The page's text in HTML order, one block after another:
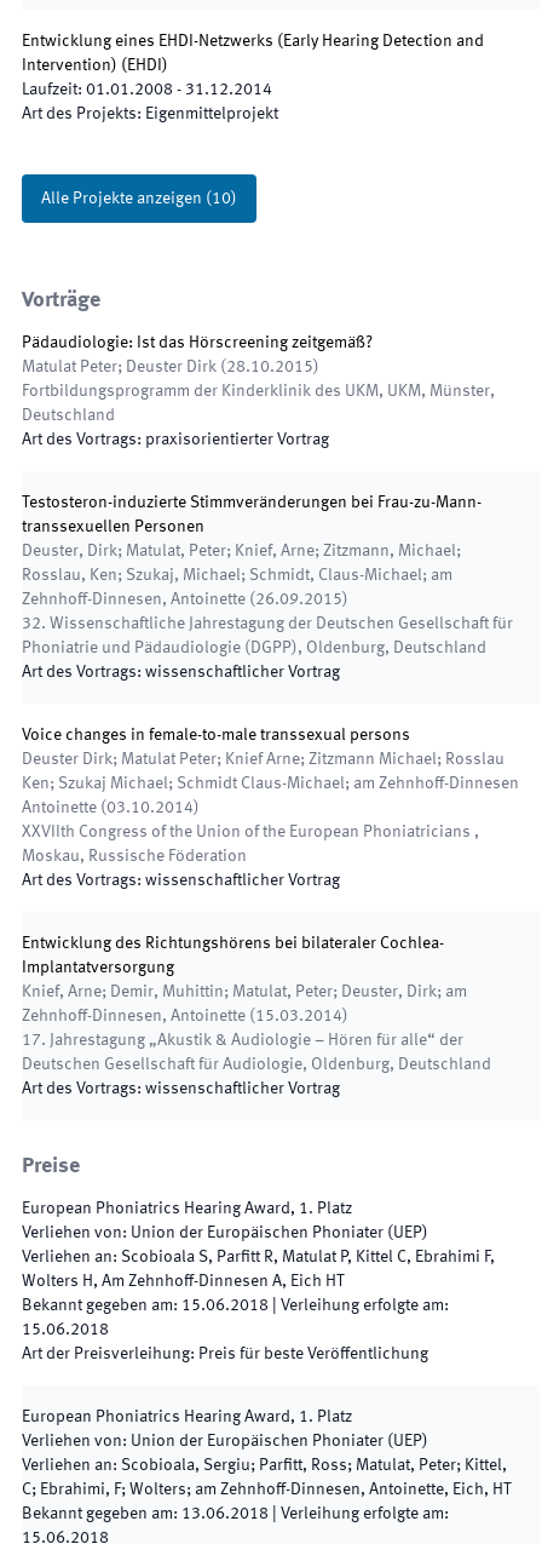
Entwicklung eines EHDI-Netzwerks (Early Hearing Detection and
Intervention) ( EHDI )
Laufzeit: 01.01.2008 - 31.12.2014
Art des Projekts: Eigenmittelprojekt
Alle Projekte anzeigen (10)
Vorträge
Pädaudiologie: Ist das Hörscreening zeitgemäß?
Matulat Peter; Deuster Dirk ( 28.10.2015)
Fortbildungsprogramm der Kinderklinik des UKM, UKM, Münster,
Deutschland
Art des Vortrags: praxisorientierter Vortrag
Testosteron-induzierte Stimmveränderungen bei Frau-zu-Mann-
transsexuellen Personen
Deuster, Dirk; Matulat, Peter; Knief, Arne; Zitzmann, Michael;
Rosslau, Ken; Szukaj, Michael; Schmidt, Claus-Michael; am
Zehnhoff-Dinnesen, Antoinette ( 26.09.2015)
32. Wissenschaftliche Jahrestagung der Deutschen Gesellschaft für
Phoniatrie und Pädaudiologie (DGPP), Oldenburg, Deutschland
Art des Vortrags: wissenschaftlicher Vortrag
Voice changes in female-to-male transsexual persons
Deuster Dirk; Matulat Peter; Knief Arne; Zitzmann Michael; Rosslau
Ken; Szukaj Michael; Schmidt Claus-Michael; am Zehnhoff-Dinnesen
Antoinette (03.10.2014)
XXVIIth Congress of the Union of the European Phoniatricians ,
Moskau, Russische Föderation
Art des Vortrags: wissenschaftlicher Vortrag
Entwicklung des Richtungshörens bei bilateraler Cochlea-
Implantatversorgung
Knief, Arne; Demir, Muhittin; Matulat, Peter; Deuster, Dirk; am
Zehnhoff-Dinnesen, Antoinette ( 15.03.2014)
17. Jahrestagung „Akustik & Audiologie – Hören für alle“ der
Deutschen Gesellschaft für Audiologie, Oldenburg, Deutschland
Art des Vortrags: wissenschaftlicher Vortrag
Preise
European Phoniatrics Hearing Award, 1. Platz
Verliehen von: Union der Europäischen Phoniater (UEP)
Verliehen an: Scobioala S, Parfitt R, Matulat P, Kittel C, Ebrahimi F,
Wolters H, Am Zehnhoff-Dinnesen A, Eich HT
Bekannt gegeben am: 15.06.2018 Verleihung erfolgte am:
15.06.2018
Art der Preisverleihung: Preis für beste Veröffentlichung
European Phoniatrics Hearing Award, 1. Platz
Verliehen von: Union der Europäischen Phoniater (UEP)
Verliehen an: Scobioala, Sergiu; Parfitt, Ross; Matulat, Peter; Kittel,
C; Ebrahimi, F; Wolters; am Zehnhoff-Dinnesen, Antoinette, Eich, HT
Bekannt gegeben am: 13.06.2018 Verleihung erfolgte am:
15.06.2018